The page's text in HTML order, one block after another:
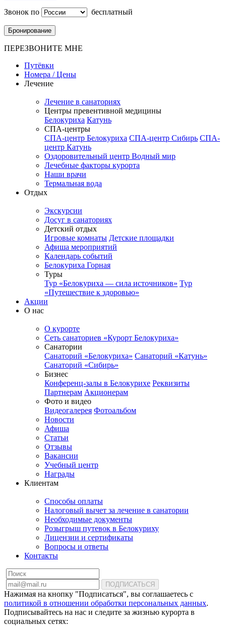
Звонок по
бесплатный
Бронирование
ПЕРЕЗВОНИТЕ МНЕ
Путёвки
Номера / Цены
Лечение
Лечение в санаториях
Центры превентивной медицины
Белокуриха Катунь
СПА-центры
СПА-центр Белокуриха СПА-центр Сибирь СПА-
центр Катунь
Оздоровительный центр Водный мир
Лечебные факторы курорта
Наши врачи
Термальная вода
Отдых
Экскурсии
Досуг в санаториях
Детский отдых
Игровые комнаты Детские площадки
Афиша мероприятий
Календарь событий
Белокуриха Горная
Туры
Тур «Белокуриха — сила источников» Тур
«Путешествие к здоровью»
Акции
О нас
О курорте
Сеть санаториев «Курорт Белокуриха»
Санатории
Санаторий «Белокуриха» Санаторий «Катунь»
Санаторий «Сибирь»
Бизнес
Конференц-залы в Белокурихе Реквизиты
Партнерам Акционерам
Фото и видео
Видеогалерея Фотоальбом
Новости
Афиша
Статьи
Отзывы
Вакансии
Учебный центр
Награды
Клиентам
Способы оплаты
Налоговый вычет за лечение в санатории
Необходимые документы
Розыгрыш путевок в Белокуриху
Лицензии и сертификаты
Вопросы и ответы
Контакты
ПОДПИСАТЬСЯ
Нажимая на кнопку "Подписаться", вы соглашаетесь с
политикой в отношении обработки персональных данных.
Подписывайтесь на нас и следите за жизнью курорта в
социальных сетях: